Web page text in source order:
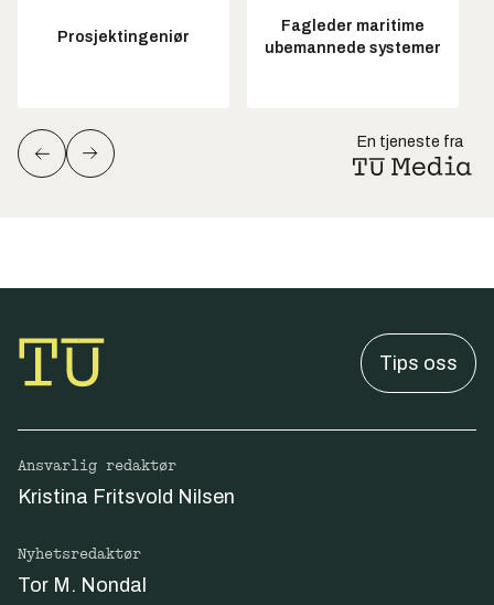
Prosjektingeniør
Fagleder maritime
ubemannede systemer
En tjeneste fra
Tips oss
Ansvarlig redaktør
Kristina Fritsvold Nilsen
Nyhetsredaktør
Tor M. Nondal